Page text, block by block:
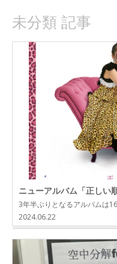
未分類 記事
ニューアルバム「正しい
3年半ぶりとなるアルバムは
2024.06.22